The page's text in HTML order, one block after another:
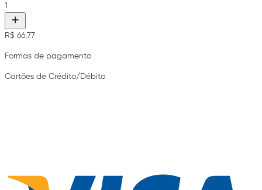
1
R$ 66,77
Formas de pagamento
Cartões de Crédito/Débito